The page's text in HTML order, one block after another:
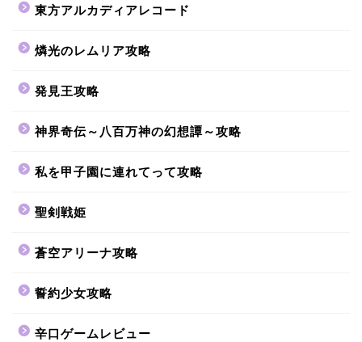
東方アルカディアレコード
燐光のレムリア攻略
発見王攻略
神界奇伝～八百万神の幻想譚～攻略
私を甲子園に連れてって攻略
聖剣戦姫
蒼空アリーナ攻略
誓約少女攻略
辛口ゲームレビュー